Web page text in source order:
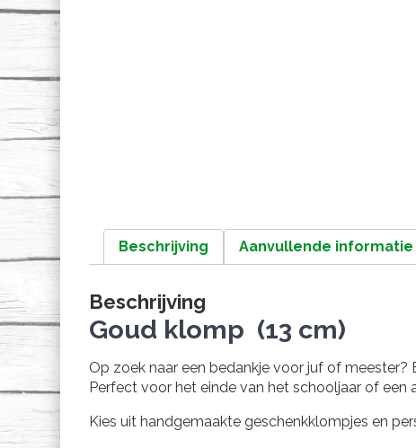
Beschrijving Aanvullende informatie
Beschrijving
Goud klomp (13 cm)
Op zoek naar een bedankje voor juf of
Perfect voor het einde van het schooljaar of een
Kies uit handgemaakte geschenkklompjes en